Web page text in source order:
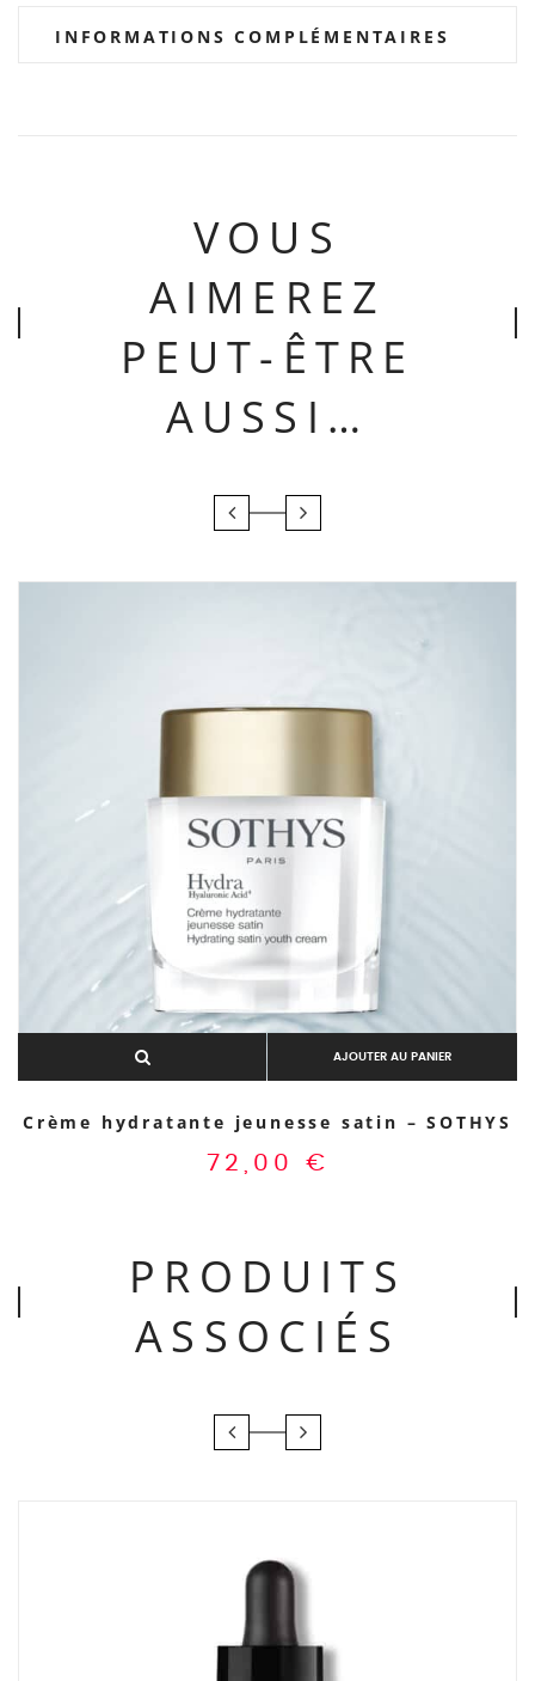
INFORMATIONS COMPLÉMENTAIRES
VOUS
AIMEREZ
PEUT-ÊTRE
AUSSI…
AJOUTER AU PANIER
Crème hydratante jeunesse satin – SOTHYS
72,00 €
PRODUITS
ASSOCIÉS